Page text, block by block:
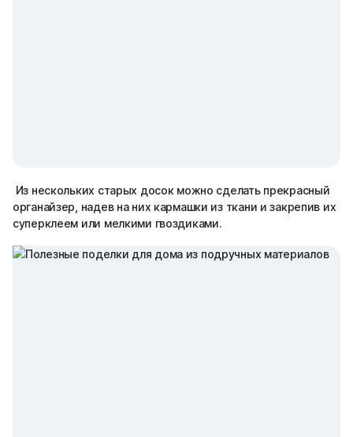
Из нескольких старых досок можно сделать прекрасный
органайзер, надев на них кармашки из ткани и закрепив их
суперклеем или мелкими гвоздиками.